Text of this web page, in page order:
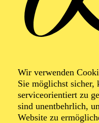
Wir verwenden
Sie möglichst sicher,
serviceorientiert zu
sind unentbehrlich,
Website zu